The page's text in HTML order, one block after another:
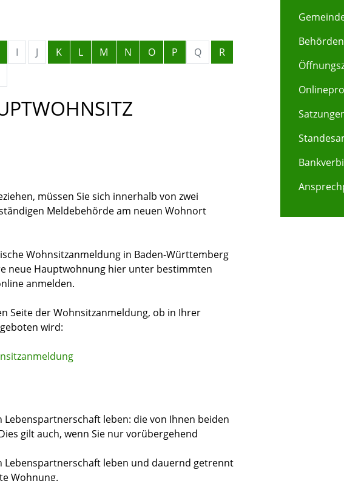
I J K L M N O P Q
R
müssen Sie sich innerhalb von zwei
Meldebehörde am neuen Wohnort
Wohnsitzanmeldung in Baden-Württemberg
neue Hauptwohnung hier unter bestimmten
anmelden.
Seite der Wohnsitzanmeldung, ob in Ihrer
wird:
leben: die von Ihnen beiden
gilt auch, wenn Sie nur vorübergehend
Lebenspartnerschaft leben und dauernd getrennt
Wohnung.